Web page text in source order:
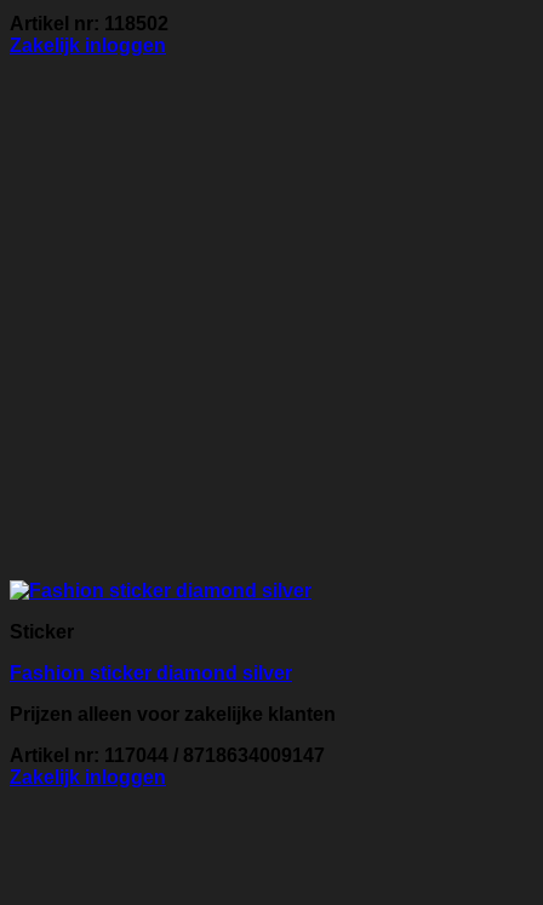
Artikel nr: 118502
Zakelijk inloggen
Sticker
Fashion sticker diamond silver
Prijzen alleen voor zakelijke klanten
Artikel nr: 117044 / 8718634009147
Zakelijk inloggen